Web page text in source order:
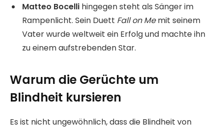
Matteo Bocelli hingegen steht als Sänger im
Rampenlicht. Sein Duett Fall on Memit seinem
Vater wurde weltweit ein Erfolg und machte ihn
zu einem aufstrebenden Star.
Warum die Gerüchte um
Blindheit kursieren
Es ist nicht ungewöhnlich, dass die Blindheit von